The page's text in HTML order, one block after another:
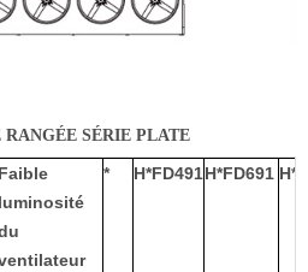
SÉRIE PLATE
Faible
luminosité
* H*FD491H*FD691